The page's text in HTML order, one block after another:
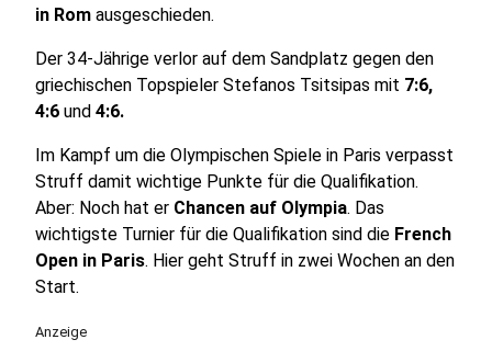
in Rom ausgeschieden.
Der 34-Jährige verlor auf dem Sandplatz gegen den
griechischen Topspieler Stefanos Tsitsipas mit 7:6,
4:6 und 4:6.
Im Kampf um die Olympischen Spiele in Paris verpasst
Struff damit wichtige Punkte für die Qualifikation.
Aber: Noch hat er Chancen auf Olympia. Das
wichtigste Turnier für die Qualifikation sind die French
Open in Paris. Hier geht Struff in zwei Wochen an den
Start.
Anzeige